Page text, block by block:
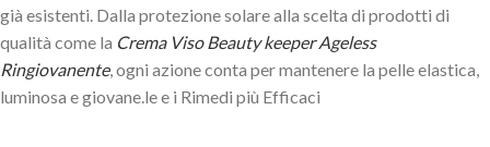
già esistenti. Dalla protezione solare alla scelta di prodotti di
qualità come la Crema Viso Beauty keeper Ageless
Ringiovanente, ogni azione conta per mantenere la pelle elastica,
luminosa e giovane.le e i Rimedi più Efficaci